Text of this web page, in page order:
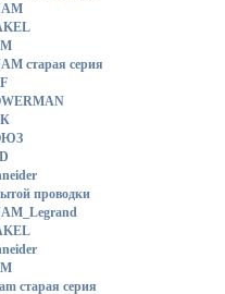
старая серия
проводки
старая серия